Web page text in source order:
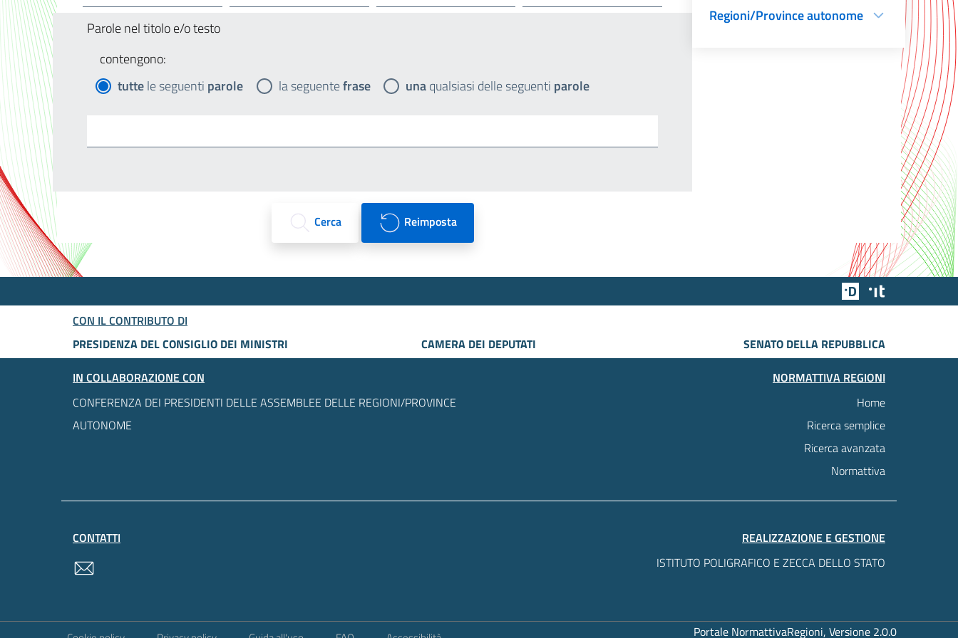
Parole nel titolo e/o testo
contengono:
tuttele seguenti parole la seguentefrase unaqualsiasi delle seguenti parole
Cerca Reimposta
Regioni/Province autonome
Team Digitale
CON IL CONTRIBUTO DI
PRESIDENZA DEL CONSIGLIO DEI MINISTRI
CAMERA DEI DEPUTATI
SENATO DELLA REPUBBLICA
IN COLLABORAZIONE CON
CONFERENZA DEI PRESIDENTI DELLE ASSEMBLEE DELLE REGIONI/PROVINCE
AUTONOME
NORMATTIVA REGIONI
Home
Ricerca semplice
Ricerca avanzata
Normattiva
CONTATTI
REALIZZAZIONE E GESTIONE
ISTITUTO POLIGRAFICO E ZECCA DELLO STATO
Portale NormattivaRegioni, Versione 2.0.0